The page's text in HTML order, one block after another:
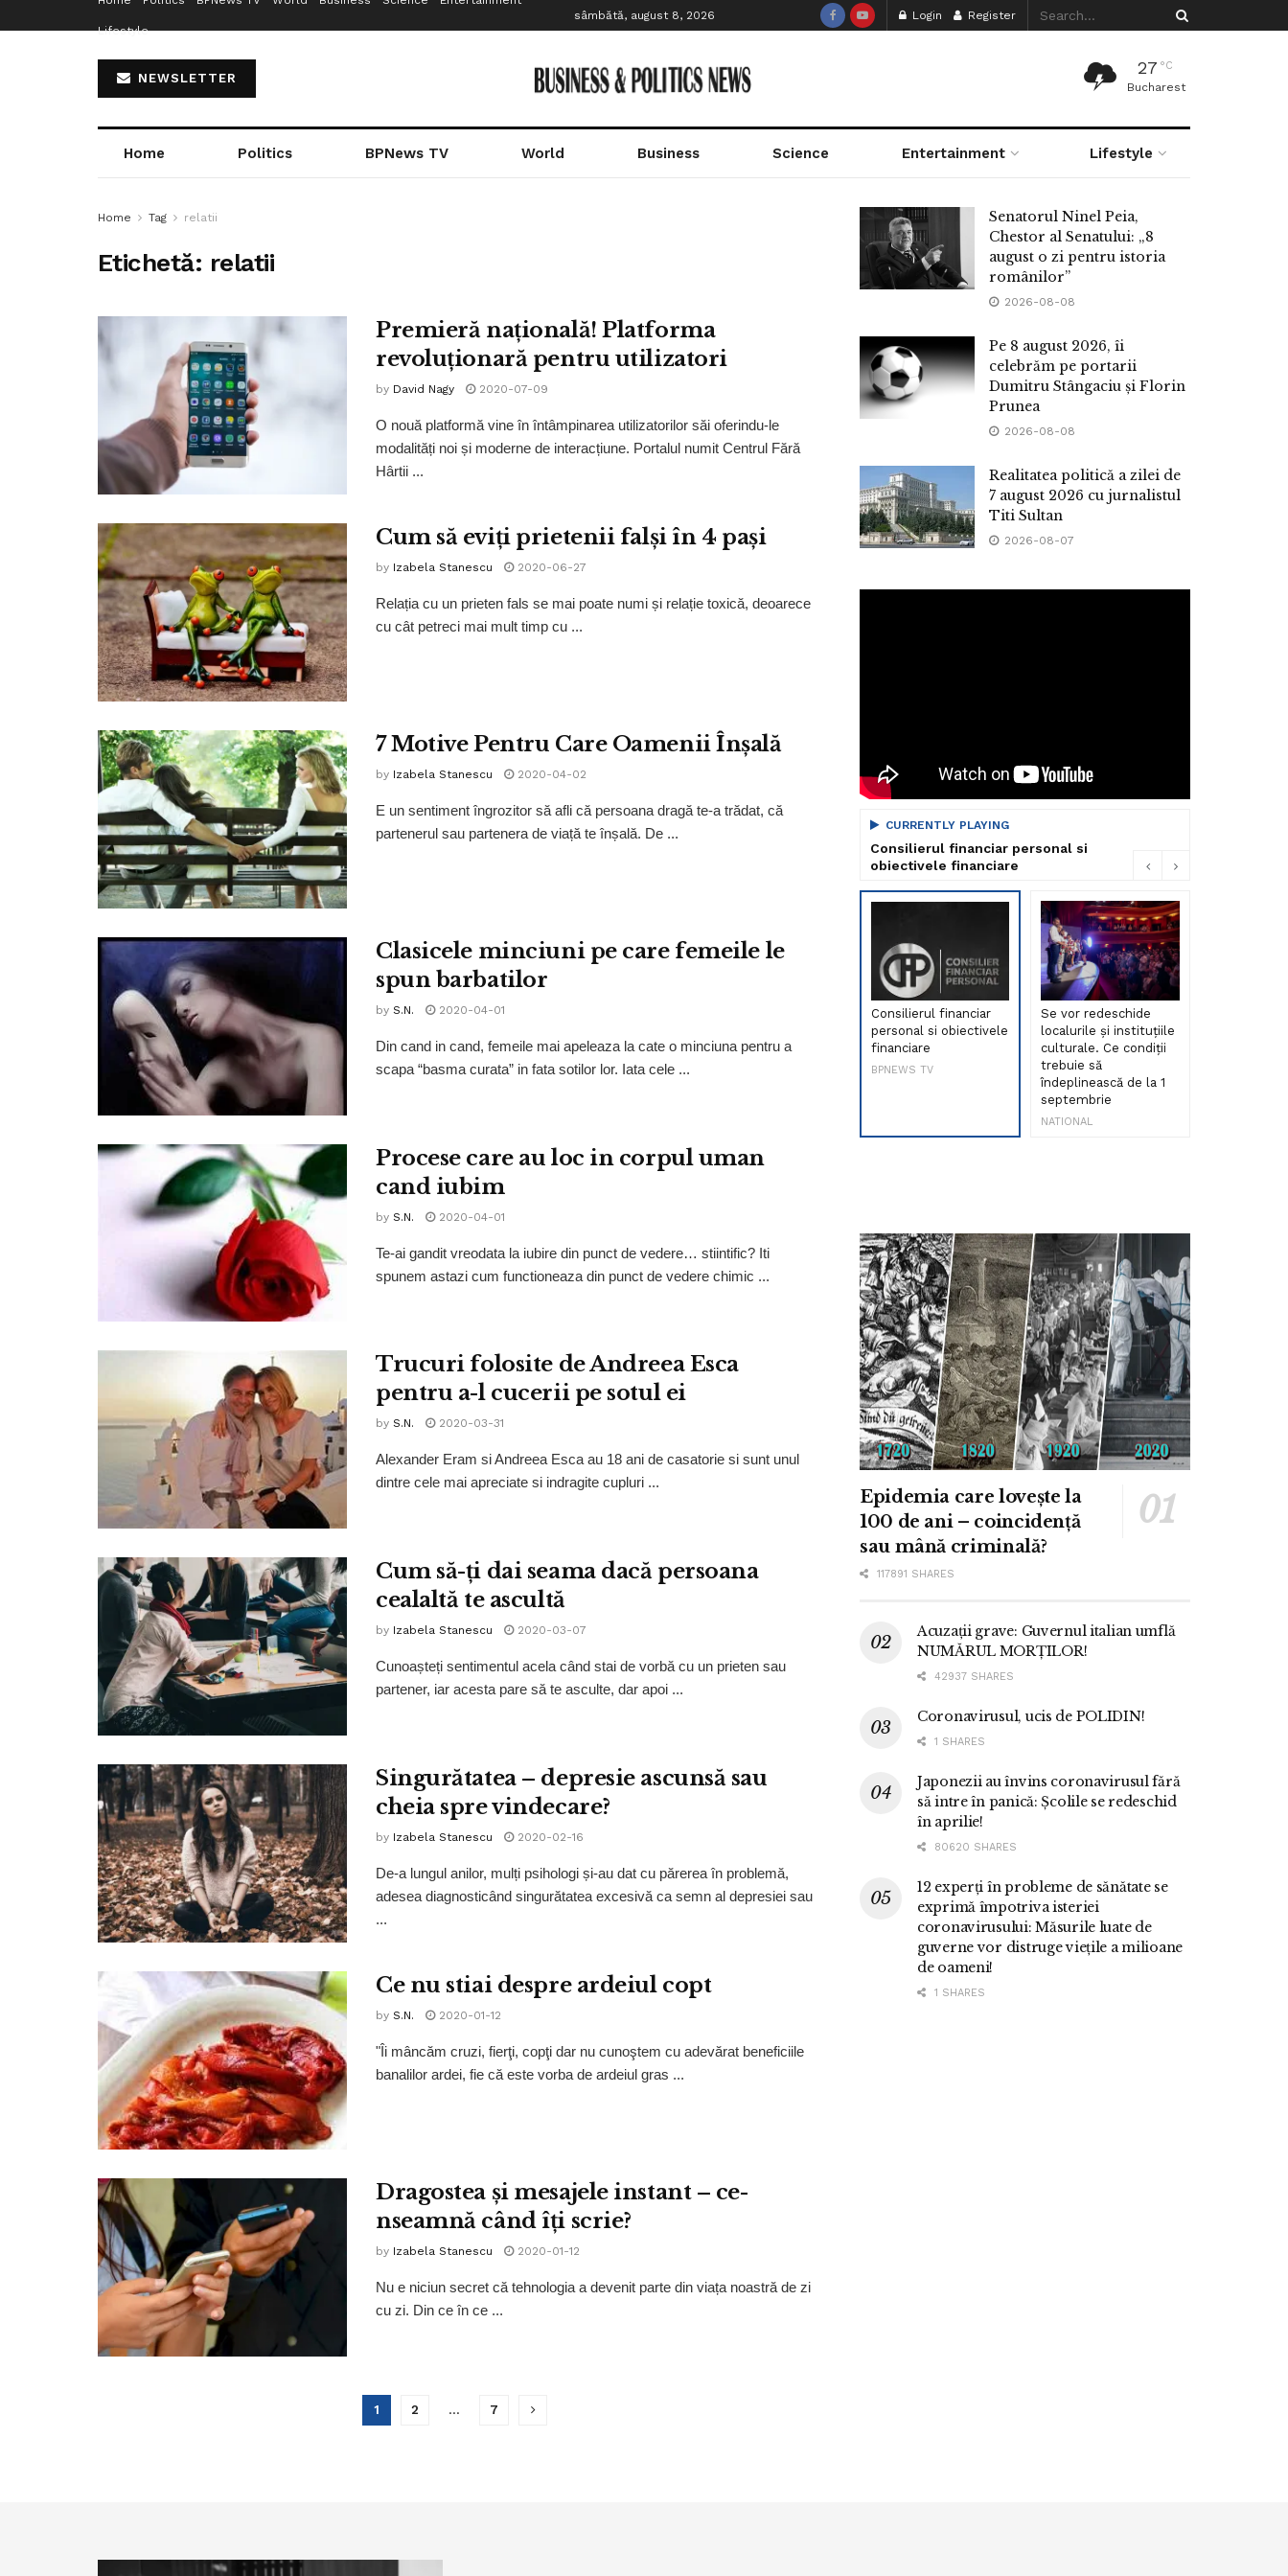
Lifestyle
sâmbătă, august 8, 2026 Login Register
NEWSLETTER
27 °C
Bucharest
Home Politics BPNews TV World Business Science Entertainment Lifestyle
Home Tag relatii
Etichetă: relatii
Premieră națională! Platforma
revoluționară pentru utilizatori
by David Nagy 2020-07-09
O nouă platformă vine în întâmpinarea utilizatorilor săi oferindu-le
modalități noi și moderne de interacțiune. Portalul numit Centrul Fără
Hârtii ...
Cum să eviți prietenii falși în 4 pași
by Izabela Stanescu 2020-06-27
Relația cu un prieten fals se mai poate numi și relație toxică, deoarece
cu cât petreci mai mult timp cu ...
7 Motive Pentru Care Oamenii Înșală
by Izabela Stanescu 2020-04-02
E un sentiment îngrozitor să afli că persoana dragă te-a trădat, că
partenerul sau partenera de viață te înșală. De ...
Clasicele minciuni pe care femeile le
spun barbatilor
by S.N. 2020-04-01
Din cand in cand, femeile mai apeleaza la cate o minciuna pentru a
scapa “basma curata” in fata sotilor lor. Iata cele ...
Procese care au loc in corpul uman
cand iubim
by S.N. 2020-04-01
Te-ai gandit vreodata la iubire din punct de vedere… stiintific? Iti
spunem astazi cum functioneaza din punct de vedere chimic ...
Trucuri folosite de Andreea Esca
pentru a-l cucerii pe sotul ei
by S.N. 2020-03-31
Alexander Eram si Andreea Esca au 18 ani de casatorie si sunt unul
dintre cele mai apreciate si indragite cupluri ...
Cum să-ți dai seama dacă persoana
cealaltă te ascultă
by Izabela Stanescu 2020-03-07
Cunoașteți sentimentul acela când stai de vorbă cu un prieten sau
partener, iar acesta pare să te asculte, dar apoi ...
Singurătatea – depresie ascunsă sau
cheia spre vindecare?
by Izabela Stanescu 2020-02-16
De-a lungul anilor, mulți psihologi și-au dat cu părerea în problemă,
adesea diagnosticând singurătatea excesivă ca semn al depresiei sau
...
Ce nu stiai despre ardeiul copt
by S.N. 2020-01-12
"Îi mâncăm cruzi, fierţi, copţi dar nu cunoştem cu adevărat beneficiile
banalilor ardei, fie că este vorba de ardeiul gras ...
Dragostea și mesajele instant – ce-
nseamnă când îți scrie?
by Izabela Stanescu 2020-01-12
Nu e niciun secret că tehnologia a devenit parte din viața noastră de zi
cu zi. Din ce în ce ...
1 2 … 7
Senatorul Ninel Peia,
Chestor al Senatului: „8
august o zi pentru istoria
românilor”
2026-08-08
Pe 8 august 2026, îi
celebrăm pe portarii
Dumitru Stângaciu și Florin
Prunea
2026-08-08
Realitatea politică a zilei de
7 august 2026 cu jurnalistul
Titi Sultan
2026-08-07
CURRENTLY PLAYING
Consilierul financiar personal si
obiectivele financiare
Consilierul financiar
personal si obiectivele
financiare
BPNEWS TV
Se vor redeschide
localurile și instituțiile
culturale. Ce condiții
trebuie să
îndeplinească de la 1
septembrie
NATIONAL
Epidemia care lovește la
100 de ani – coincidență
sau mână criminală?
117891 SHARES
Acuzații grave: Guvernul italian umflă
NUMĂRUL MORȚILOR!
42937 SHARES
Coronavirusul, ucis de POLIDIN!
1 SHARES
Japonezii au învins coronavirusul fără
să intre în panică: Școlile se redeschid
în aprilie!
80620 SHARES
12 experți în probleme de sănătate se
exprimă împotriva isteriei
coronavirusului: Măsurile luate de
guverne vor distruge viețile a milioane
de oameni!
1 SHARES